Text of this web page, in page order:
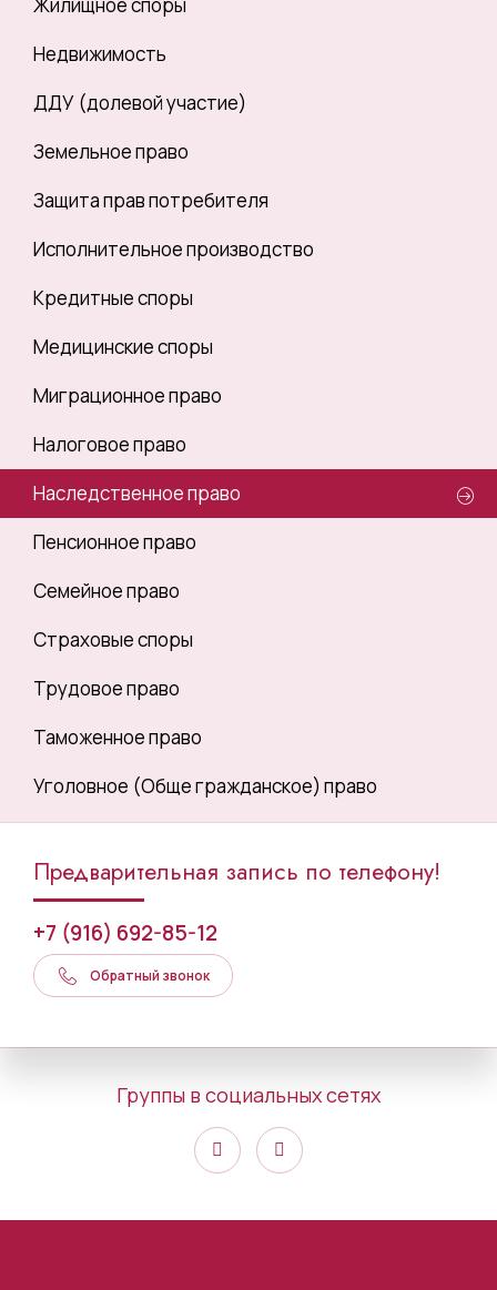
Недвижимость
ДДУ (долевой участие)
Земельное право
Защита прав потребителя
Исполнительное производство
Кредитные споры
Медицинские споры
Миграционное право
Налоговое право
Наследственное право
Пенсионное право
Семейное право
Страховые споры
Трудовое право
Таможенное право
Уголовное (Обще гражданское) право
Предварительная запись по телефону!
+7 (916) 692-85-12
Обратный звонок
Группы в социальных сетях